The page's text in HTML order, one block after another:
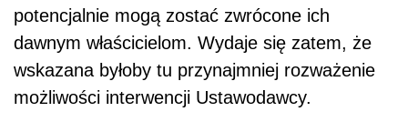
potencjalnie mogą zostać zwrócone ich
dawnym właścicielom. Wydaje się zatem, że
wskazana byłoby tu przynajmniej rozważenie
możliwości interwencji Ustawodawcy.